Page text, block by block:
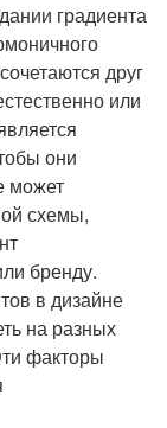
градиента
друг
или
они
может
схемы,
бренду.
в дизайне
на разных
факторы